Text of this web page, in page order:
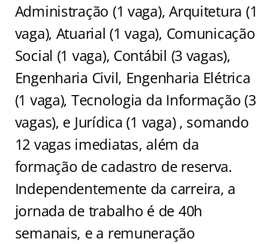
Administração (1 vaga), Arquitetura (1
vaga), Atuarial (1 vaga), Comunicação
Social (1 vaga), Contábil (3 vagas),
Engenharia Civil, Engenharia Elétrica
(1 vaga), Tecnologia da Informação (3
vagas), e Jurídica (1 vaga) , somando
12 vagas imediatas, além da
formação de cadastro de reserva.
Independentemente da carreira, a
jornada de trabalho é de 40h
semanais, e a remuneração